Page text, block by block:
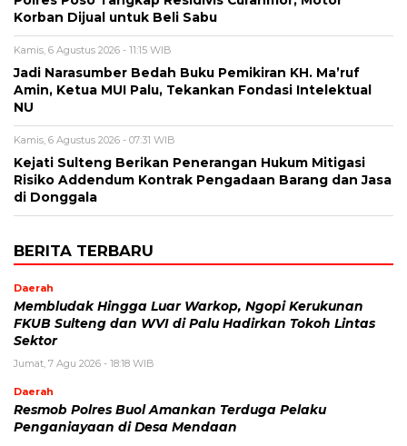
Korban Dijual untuk Beli Sabu
Kamis, 6 Agustus 2026 - 11:15 WIB
Jadi Narasumber Bedah Buku Pemikiran KH. Ma’ruf
Amin, Ketua MUI Palu, Tekankan Fondasi Intelektual
NU
Kamis, 6 Agustus 2026 - 07:31 WIB
Kejati Sulteng Berikan Penerangan Hukum Mitigasi
Risiko Addendum Kontrak Pengadaan Barang dan Jasa
di Donggala
BERITA TERBARU
Daerah
Membludak Hingga Luar Warkop, Ngopi Kerukunan
FKUB Sulteng dan WVI di Palu Hadirkan Tokoh Lintas
Sektor
Jumat, 7 Agu 2026 - 18:18 WIB
Daerah
Resmob Polres Buol Amankan Terduga Pelaku
Penganiayaan di Desa Mendaan